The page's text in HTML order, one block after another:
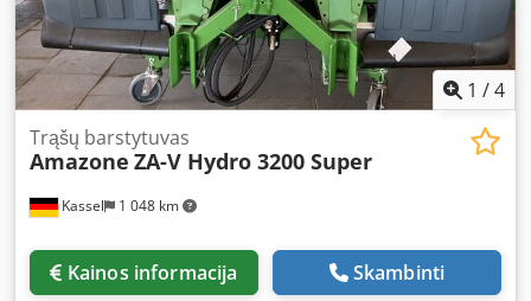
1 /4
Kassel 1 048 km
Trąšų barstytuvas
Amazone ZA-V Hydro 3200 Super
Kainos informacija Skambinti